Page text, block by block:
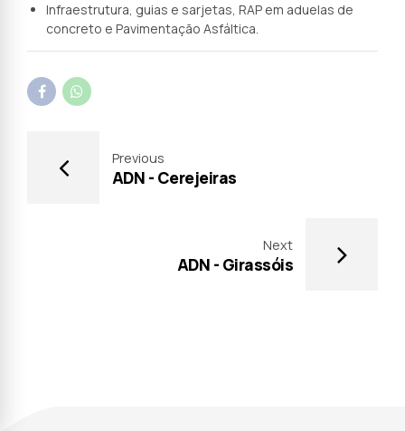
Infraestrutura, guias e sarjetas, RAP em aduelas de
concreto e Pavimentação Asfáltica.
Previous
ADN - Cerejeiras
Next
ADN - Girassóis